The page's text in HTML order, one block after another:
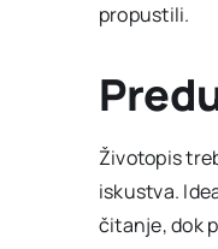
propustili.
Životopis
iskustva.
čitanje, dok